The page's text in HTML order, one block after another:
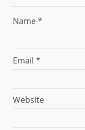
Name*
Email *
Website